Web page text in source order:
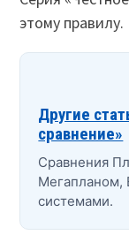
этому правилу.
Другие
сравнение»
Сравнения
Мегапланом,
системами.